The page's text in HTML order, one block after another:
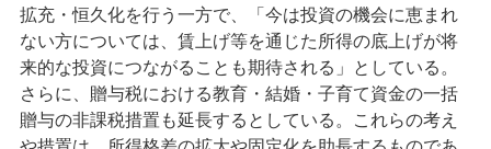
拡充・恒久化を行う一方で、「今は投資の機会に恵まれ
ない方については、賃上げ等を通じた所得の底上げが将
来的な投資につながることも期待される」としている。
さらに、贈与税における教育・結婚・子育て資金の一括
贈与の非課税措置も延長するとしている。これらの考え